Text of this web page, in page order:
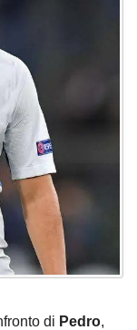
di Pedro,